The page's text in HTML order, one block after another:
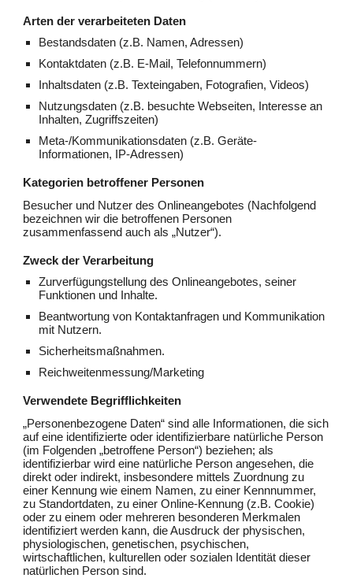
Arten der verarbeiteten Daten
Bestandsdaten (z.B. Namen, Adressen)
Kontaktdaten (z.B. E-Mail, Telefonnummern)
Inhaltsdaten (z.B. Texteingaben, Fotografien, Videos)
Nutzungsdaten (z.B. besuchte Webseiten, Interesse an
Inhalten, Zugriffszeiten)
Meta-/Kommunikationsdaten (z.B. Geräte-
Informationen, IP-Adressen)
Kategorien betroffener Personen
Besucher und Nutzer des Onlineangebotes (Nachfolgend
bezeichnen wir die betroffenen Personen
zusammenfassend auch als „Nutzer“).
Zweck der Verarbeitung
Zurverfügungstellung des Onlineangebotes, seiner
Funktionen und Inhalte.
Beantwortung von Kontaktanfragen und Kommunikation
mit Nutzern.
Sicherheitsmaßnahmen.
Reichweitenmessung/Marketing
Verwendete Begrifflichkeiten
„Personenbezogene Daten“ sind alle Informationen, die sich
auf eine identifizierte oder identifizierbare natürliche Person
(im Folgenden „betroffene Person“) beziehen; als
identifizierbar wird eine natürliche Person angesehen, die
direkt oder indirekt, insbesondere mittels Zuordnung zu
einer Kennung wie einem Namen, zu einer Kennnummer,
zu Standortdaten, zu einer Online-Kennung (z.B. Cookie)
oder zu einem oder mehreren besonderen Merkmalen
identifiziert werden kann, die Ausdruck der physischen,
physiologischen, genetischen, psychischen,
wirtschaftlichen, kulturellen oder sozialen Identität dieser
natürlichen Person sind.